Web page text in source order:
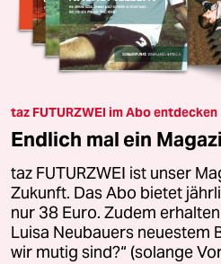
taz FUTURZWEI im Abo entdecken
Endlich mal ein
taz FUTURZWEI ist unser
Zukunft. Das Abo bietet
nur 38 Euro. Zudem
Luisa Neubauers neuestem
wir mutig sind?“ (solange